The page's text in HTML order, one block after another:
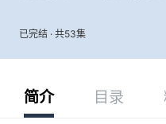
已完结 · 共53集
简介 目录